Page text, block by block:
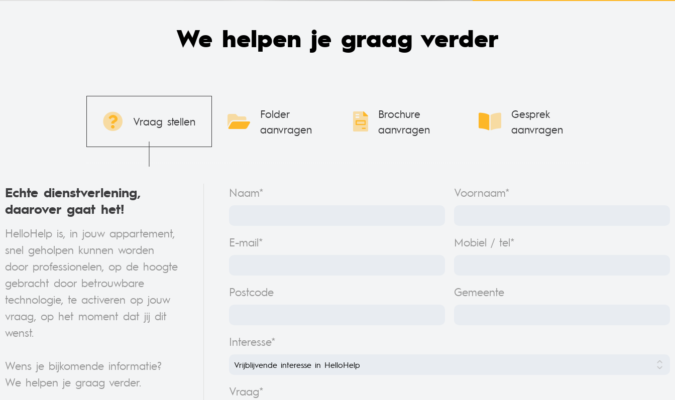
We helpen je graag verder
Vraag stellen
Folder
aanvragen
Brochure
aanvragen
Gesprek
aanvragen
Echte dienstverlening,
daarover gaat het!
HelloHelp is, in jouw appartement,
snel geholpen kunnen worden
door professionelen, op de hoogte
gebracht door betrouwbare
technologie, te activeren op jouw
vraag, op het moment dat jij dit
wenst.
Wens je bijkomende informatie?
We helpen je graag verder.
Naam* Voornaam*
E-mail* Mobiel / tel*
Postcode Gemeente
Interesse*
Vraag*